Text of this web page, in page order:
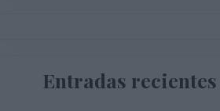
Entradas recientes